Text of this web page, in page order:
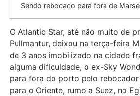
Sendo rebocado para fora de
O Atlantic Star, até não muito de
Pullmantur, deixou na terça-feira
de 3 anos imobilizado na cidade
alguma dificuldade, o ex-Sky
para fora do porto pelo rebocador
para o Oriente, rumo a Suez, no